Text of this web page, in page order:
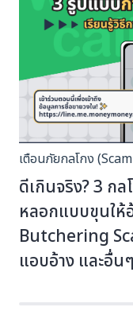
เตือนภัยกลโกง
ดีเกินจริง? 3 ก
หลอกแบบขุนให้
Butchering
แอบอ้าง และอื่นๆ